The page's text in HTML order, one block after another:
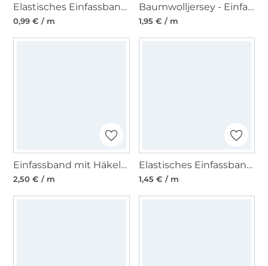
Elastisches Einfassband, hellblau 15 mm
0,99 € / m
Baumwolljersey - Einfassband quer, sand
1,95 € / m
Einfassband mit Häkelborte, schwarz 13 mm
2,50 € / m
Elastisches Einfassband, pink 15 mm
1,45 € / m